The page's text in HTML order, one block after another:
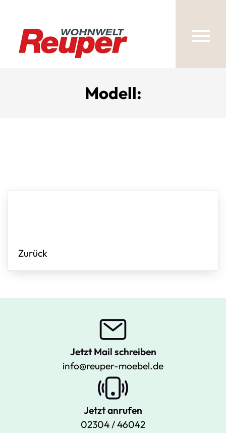
Modell:
Zurück
Jetzt Mail schreiben
info@reuper-moebel.de
Jetzt anrufen
02304 / 46042